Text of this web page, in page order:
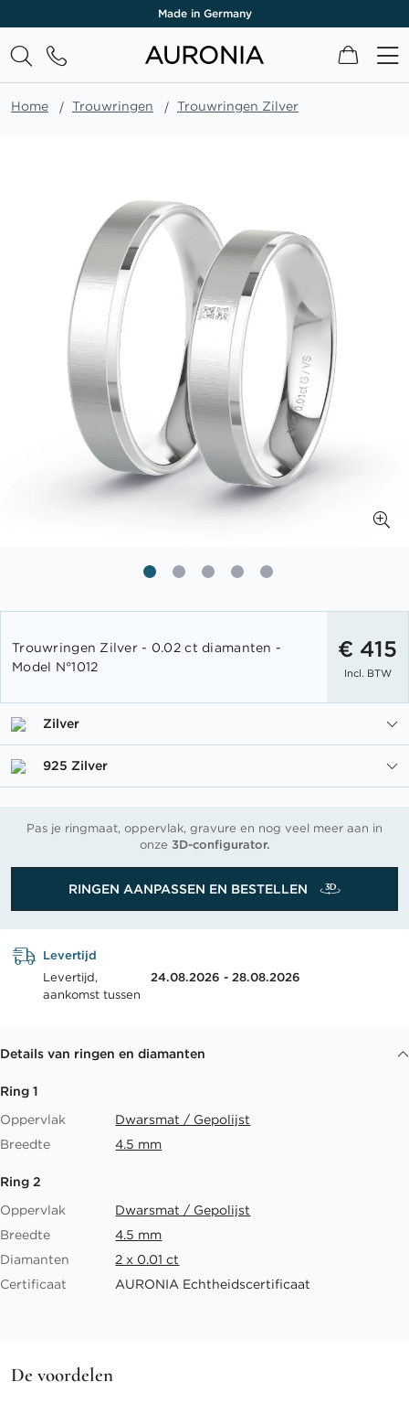
Made in Germany
Home Trouwringen Trouwringen Zilver
afbeeldingen-
het
begin
de
afbeeldingen-
Trouwringen Zilver - 0.02 ct diamanten -
Model N°1012
€ 415
Incl. BTW
Zilver
925 Zilver
Pas je ringmaat, oppervlak, gravure en nog veel meer aan in
onze 3D-configurator.
RINGEN AANPASSEN EN BESTELLEN
Levertijd
Levertijd,
aankomst tussen
24.08.2026 - 28.08.2026
Details van ringen en diamanten
Ring 1
Oppervlak
Dwarsmat / Gepolijst
Breedte
4.5 mm
Ring 2
Oppervlak
Dwarsmat / Gepolijst
Breedte
4.5 mm
Diamanten
2 x 0.01 ct
Certificaat
AURONIA Echtheidscertificaat
De voordelen